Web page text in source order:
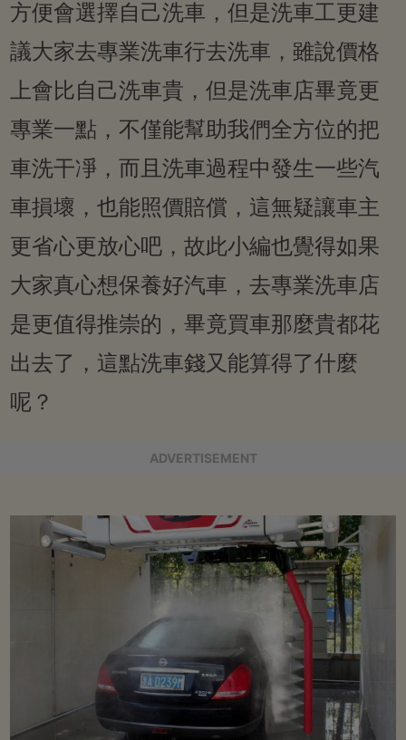
方便會選擇自己洗車，但是洗車工更建
議大家去專業洗車行去洗車，雖說價格
上會比自己洗車貴，但是洗車店畢竟更
專業一點，不僅能幫助我們全方位的把
車洗干凈，而且洗車過程中發生一些汽
車損壞，也能照價賠償，這無疑讓車主
更省心更放心吧，故此小編也覺得如果
大家真心想保養好汽車，去專業洗車店
是更值得推崇的，畢竟買車那麼貴都花
出去了，這點洗車錢又能算得了什麼
呢？
ADVERTISEMENT